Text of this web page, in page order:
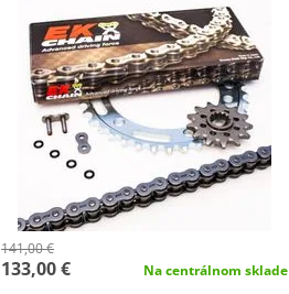
141,00 €
133,00 € Na centrálnom sklade